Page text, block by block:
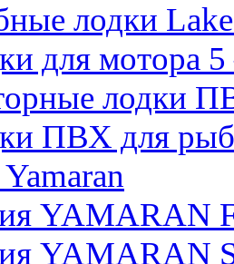
лодки
для мотора
лодки
ПВХ для
YAMARAN
YAMARAN